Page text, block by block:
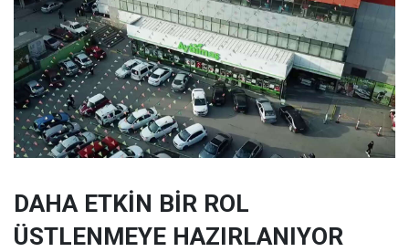
DAHA ETKİN BİR ROL
ÜSTLENMEYE HAZIRLANIYOR